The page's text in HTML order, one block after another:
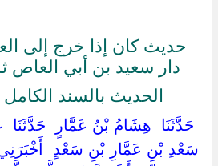
حديث كان إذا خرج إلى
دار سعيد بن أبي
الحديث بالسند
‏حَدَّثَنَا ‏ ‏هِشَامُ بْنُ عَمَّارٍ ‏ ‏حَدَّثَنَا
سَعْدِ بْنِ عَمَّارِ بْنِ سَعْدٍ